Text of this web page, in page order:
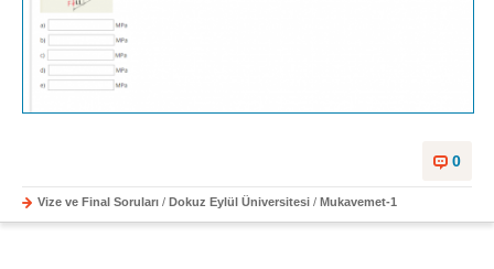
0
Vize ve Final Soruları / Dokuz Eylül Üniversitesi / Mukavemet-1